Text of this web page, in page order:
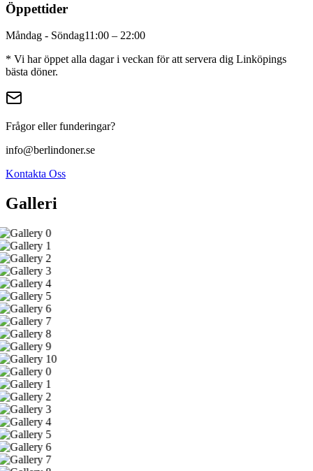
Öppettider
Måndag - Söndag11:00 – 22:00
* Vi har öppet alla dagar i veckan för att servera dig Linköpings
bästa döner.
Frågor eller funderingar?
info@berlindoner.se
Kontakta Oss
Galleri